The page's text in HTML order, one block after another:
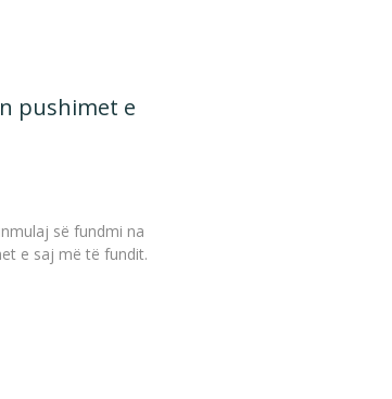
pushimet e
së fundmi na
e saj më të fundit.